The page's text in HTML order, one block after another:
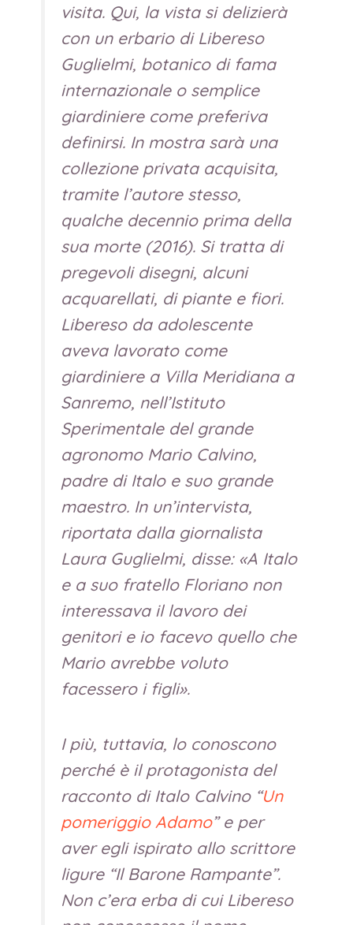
visita. Qui, la vista si delizierà
con un erbario di Libereso
Guglielmi, botanico di fama
internazionale o semplice
giardiniere come preferiva
definirsi. In mostra sarà una
collezione privata acquisita,
tramite l’autore stesso,
qualche decennio prima della
sua morte (2016). Si tratta di
pregevoli disegni, alcuni
acquarellati, di piante e fiori.
Libereso da adolescente
aveva lavorato come
giardiniere a Villa Meridiana a
Sanremo, nell’Istituto
Sperimentale del grande
agronomo Mario Calvino,
padre di Italo e suo grande
maestro. In un’intervista,
riportata dalla giornalista
Laura Guglielmi, disse: «A Italo
e a suo fratello Floriano non
interessava il lavoro dei
genitori e io facevo quello che
Mario avrebbe voluto
facessero i figli».
I più, tuttavia, lo conoscono
perché è il protagonista del
racconto di Italo Calvino “Un
pomeriggio Adamo” e per
aver egli ispirato allo scrittore
ligure “Il Barone Rampante”.
Non c’era erba di cui Libereso